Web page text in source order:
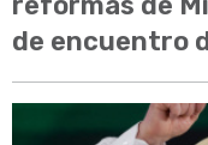
de encuentro